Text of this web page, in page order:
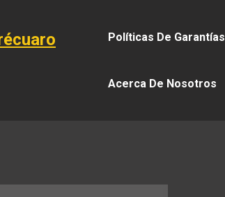
Políticas De Garantías
Acerca De Nosotros